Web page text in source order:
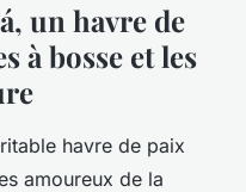
un havre de
à bosse et les
havre de paix
amoureux de la